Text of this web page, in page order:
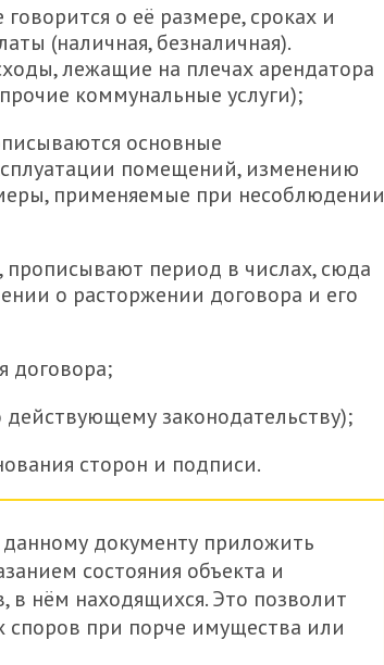
о её размере, сроках и
(наличная, безналичная).
лежащие на плечах арендатора
коммунальные услуги);
основные
помещений, изменению
применяемые при несоблюдении
прописывают период в числах, сюда
о расторжении договора и его
договора;
действующему законодательству);
сторон и подписи.
документу приложить
состояния объекта и
в нём находящихся. Это позволит
при порче имущества или